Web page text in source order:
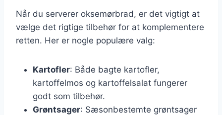
Når du serverer oksemørbrad, er det vigtigt at
vælge det rigtige tilbehør for at komplementere
retten. Her er nogle populære valg:
Kartofler: Både bagte kartofler,
kartoffelmos og kartoffelsalat fungerer
godt som tilbehør.
Grøntsager: Sæsonbestemte grøntsager